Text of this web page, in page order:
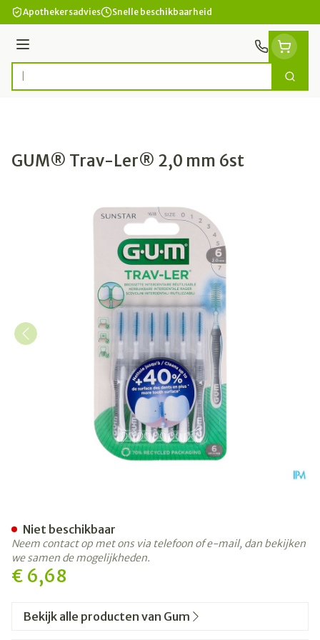
Ga naar de inhoud
Apothekersadvies Snelle beschikbaarheid
Menu
Product, merk, categorie... Zoek
GUM® Trav-Ler® 2,0 mm 6st
€ 6,68
Niet beschikbaar
Neem contact op met ons via telefoon of e-mail, dan bekijken
we samen de mogelijkheden.
Bekijk alle producten van Gum